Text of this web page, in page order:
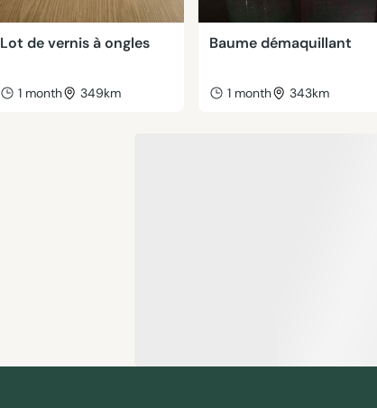
Lot de vernis à ongles
1 month 349km
Baume démaquillant
1 month 343km